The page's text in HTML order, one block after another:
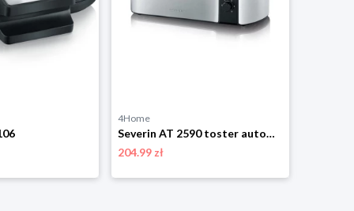
4Home
Severin AT 2590 toster automatyczny
204.99 zł